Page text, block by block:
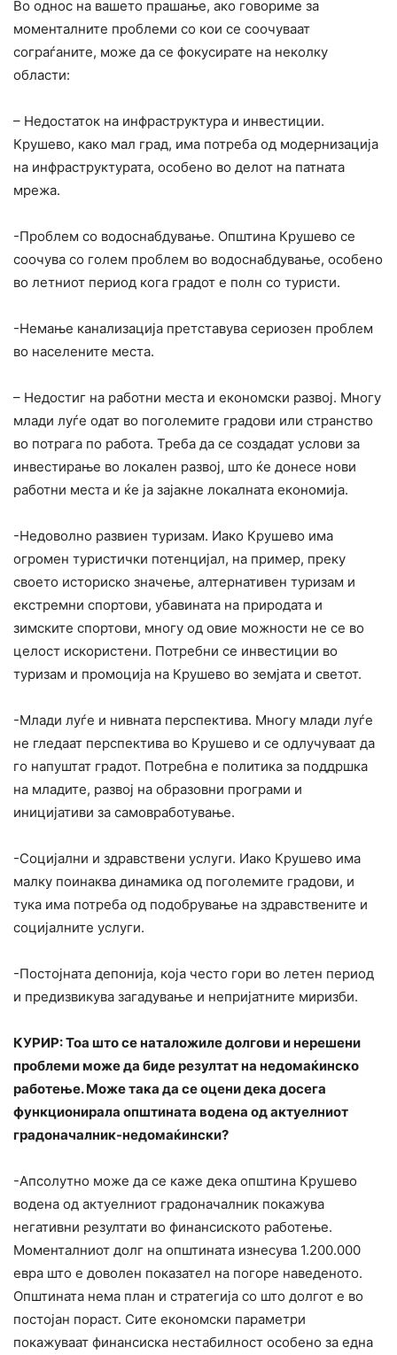
Во однос на вашето прашање, ако говориме за
моменталните проблеми со кои се соочуваат
сограѓаните, може да се фокусирате на неколку
области:
– Недостаток на инфраструктура и инвестиции.
Крушево, како мал град, има потреба од модернизација
на инфраструктурата, особено во делот на патната
мрежа.
-Проблем со водоснабдување. Општина Крушево се
соочува со голем проблем во водоснабдување, особено
во летниот период кога градот е полн со туристи.
-Немање канализација претставува сериозен проблем
во населените места.
– Недостиг на работни места и економски развој. Многу
млади луѓе одат во поголемите градови или странство
во потрага по работа. Треба да се создадат услови за
инвестирање во локален развој, што ќе донесе нови
работни места и ќе ја зајакне локалната економија.
-Недоволно развиен туризам. Иако Крушево има
огромен туристички потенцијал, на пример, преку
своето историско значење, алтернативен туризам и
екстремни спортови, убавината на природата и
зимските спортови, многу од овие можности не се во
целост искористени. Потребни се инвестиции во
туризам и промоција на Крушево во земјата и светот.
-Млади луѓе и нивната перспектива. Многу млади луѓе
не гледаат перспектива во Крушево и се одлучуваат да
го напуштат градот. Потребна е политика за поддршка
на младите, развој на образовни програми и
иницијативи за самовработување.
-Социјални и здравствени услуги. Иако Крушево има
малку поинаква динамика од поголемите градови, и
тука има потреба од подобрување на здравствените и
социјалните услуги.
-Постојната депонија, која често гори во летен период
и предизвикува загадување и непријатните миризби.
КУРИР: Тоа што се наталожиле долгови и нерешени
проблеми може да биде резултат на недомаќинско
работење. Може така да се оцени дека досега
функционирала општината водена од актуелниот
градоначалник-недомаќински?
-Апсолутно може да се каже дека општина Крушево
водена од актуелниот градоначалник покажува
негативни резултати во финансиското работење.
Моменталниот долг на општината изнесува 1.200.000
евра што е доволен показател на погоре наведеното.
Општината нема план и стратегија со што долгот е во
постојан пораст. Сите економски параметри
покажуваат финансиска нестабилност особено за една